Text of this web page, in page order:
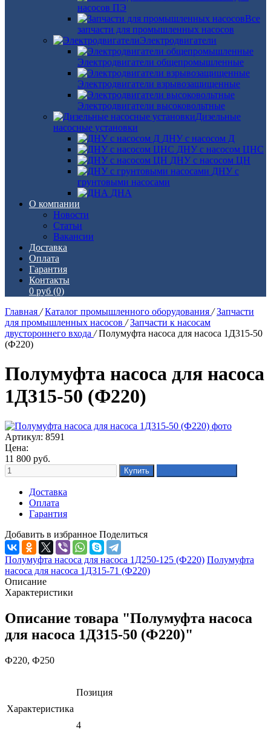
насосов ПЭ
Все
запчасти для промышленных насосов
Электродвигатели
Электродвигатели общепромышленные
Электродвигатели взрывозащищенные
Электродвигатели высоковольтные
Дизельные
насосные установки
ДНУ с насосом Д
ДНУ с насосом ЦНС
ДНУ с насосом ЦН
ДНУ с
грунтовыми насосами
ДНА
О компании
Новости
Статьи
Вакансии
Доставка
Оплата
Гарантия
Контакты
0 руб (0)
Главная / Каталог промышленного оборудования / Запчасти
для промышленных насосов / Запчасти к насосам
двустороннего входа / Полумуфта насоса для насоса 1Д315-50
(Ф220)
Полумуфта насоса для насоса
1Д315-50 (Ф220)
Артикул: 8591
Цена:
11 800 руб.
Доставка
Оплата
Гарантия
Добавить в избранное Поделиться
Полумуфта насоса для насоса 1Д250-125 (Ф220) Полумуфта
насоса для насоса 1Д315-71 (Ф220)
Описание
Характеристики
Описание товара "Полумуфта насоса
для насоса 1Д315-50 (Ф220)"
Ф220, Ф250
Характеристика
Позиция
4